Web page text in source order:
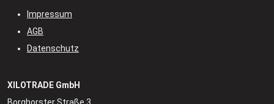
Impressum
AGB
Datenschutz
XILOTRADE GmbH
Borghorster Straße 3